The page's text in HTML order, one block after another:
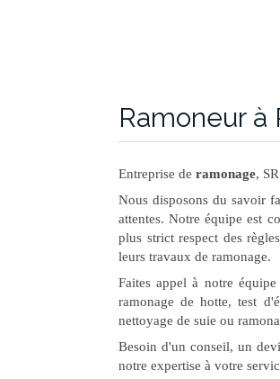
Ramoneur à
Entreprise de ramonage,
Nous disposons du savoir
attentes. Notre équipe est
plus strict respect des
leurs travaux de ramonage.
Faites appel à notre
ramonage de hotte, test
nettoyage de suie ou
Besoin d'un conseil, un
notre expertise à votre